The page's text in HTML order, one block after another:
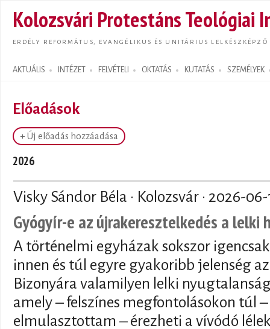
Kolozsvári Protestáns Teológiai
ERDÉLY REFORMÁTUS, EVANGÉLIKUS ÉS UNITÁRIUS LELKÉSZKÉPZŐ
AKTUÁLIS INTÉZET FELVÉTELI OKTATÁS KUTATÁS SZEMÉLYEK
Search form
Előadások
+ Új előadás hozzáadása
2026
Visky Sándor Béla · Kolozsvár · 2026-06-
Gyógyír-e az újrakeresztelkedés a lelki
A történelmi egyházak sokszor
innen és túl egyre gyakoribb jelenség
Bizonyára valamilyen lelki
amely – felszínes megfontolásokon túl
elmulasztottam – érezheti a vívódó